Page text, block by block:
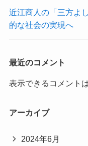
近江商人の「三方よ
的な社会の実現へ
最近のコメント
表示できるコメント
アーカイブ
2024年6月